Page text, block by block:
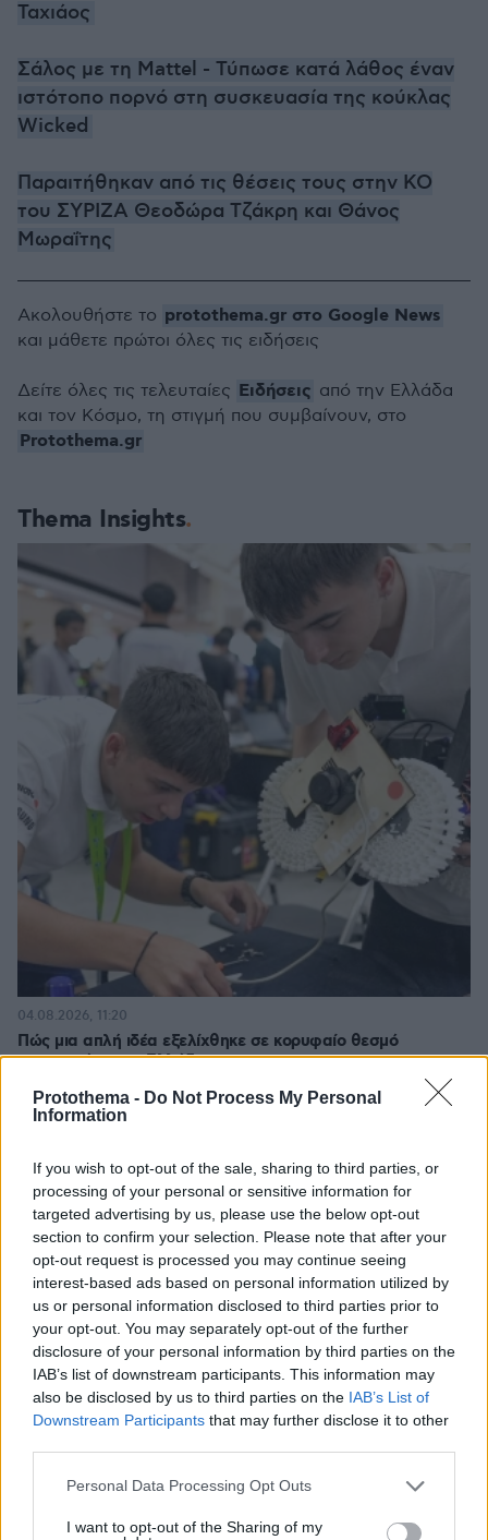
Protothema - Do Not Process My Personal
Information
If you wish to opt-out of the sale, sharing to third parties, or
processing of your personal or sensitive information for
targeted advertising by us, please use the below opt-out
section to confirm your selection. Please note that after your
opt-out request is processed you may continue seeing
interest-based ads based on personal information utilized by
us or personal information disclosed to third parties prior to
your opt-out. You may separately opt-out of the further
disclosure of your personal information by third parties on the
IAB’s list of downstream participants. This information may
also be disclosed by us to third parties on the IAB’s List of
Downstream Participants that may further disclose it to other
Please note that this website/app uses one or more Google
not limited to your visit or usage behaviour. You may click to
Personal Data Processing Opt Outs
I want to opt-out of the Sharing of my
Ταχιάος
Σάλος με τη Mattel - Τύπωσε κατά λάθος έναν
ιστότοπο πορνό στη συσκευασία της κούκλας
Wicked
Παραιτήθηκαν από τις θέσεις τους στην ΚΟ
του ΣΥΡΙΖΑ Θεοδώρα Τζάκρη και Θάνος
Μωραΐτης
Thema Insights
Πώς μια απλή ιδέα εξελίχθηκε σε κορυφαίο θεσμό
ρομποτικής στην Ελλάδα
04.08.2026, 11:20
06.08.2026, 10:52
Επαγγελματική Εκπαίδευση & Εξειδίκευση: Το Mοντέλο που
σε Bάζει στην Aγορά Eργασίας
26.07.2026, 09:54
Ακολουθήστε το protothema.gr στο Google News
και μάθετε πρώτοι όλες τις ειδήσεις
Δείτε όλες τις τελευταίες Ειδήσεις από την Ελλάδα
και τον Κόσμο, τη στιγμή που συμβαίνουν, στο
Protothema.gr
ΡΟΗ ΕΙΔΗΣΕΩΝ
Ειδήσεις Δημοφιλή Σχολιασμένα
Η Ισπανία έλεγξε περίπου 200 αφίξεις ταξιδιωτών από
την Ιταλία εν μέσω της διαμάχης για τη Σένγκεν
πριν 14 λεπτά
περισσότερα μικροπλαστικά από ένα πλαστικό μπουκάλι
πριν 16 λεπτά